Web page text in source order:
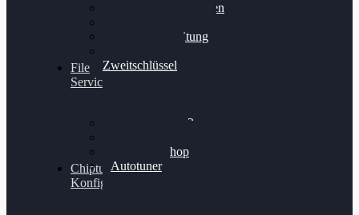
Bremsscheiben planen
Felgenaufbereitung
Zweitschlüssel
File
Service
Alientech Kess3
Alientech Shop
Autotuner
Chiptuning
Konfigurator